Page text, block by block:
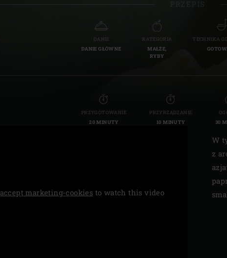
DANIE
DANIE GŁÓWNE
KATEGORIA
MAŁŻE,
RYBY
TECHNIKA
PRZYGOTOWANIE
20 MINUTY
PRZYRZĄDZANIE
10 MINUTY
30
accept marketing-cookies to watch this video
W
z